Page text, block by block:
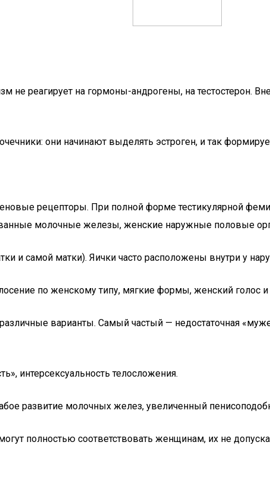
не реагирует на гормоны-андрогены, на тестостерон.
они начинают выделять эстроген, и так
рецепторы. При полной форме тестикулярной
молочные железы, женские наружные половые
и самой матки). Яички часто расположены внутри у
по женскому типу, мягкие формы, женский голос и
варианты. Самый частый — недостаточная
интерсексуальность телосложения.
развитие молочных желез, увеличенный
полностью соответствовать женщинам, их не